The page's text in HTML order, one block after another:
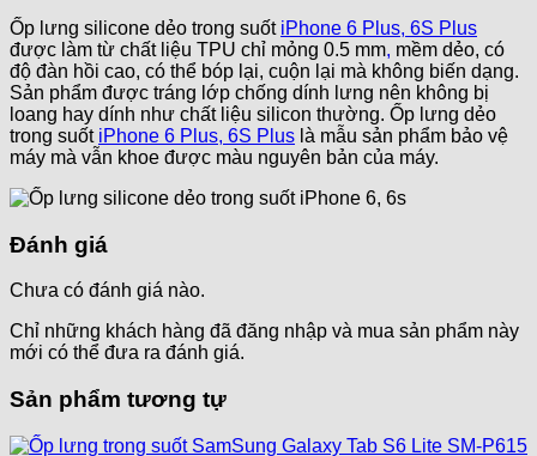
Ốp lưng silicone dẻo trong suốt iPhone 6 Plus, 6S Plus
được làm từ chất liệu TPU chỉ mỏng 0.5 mm, mềm dẻo, có
độ đàn hồi cao, có thể bóp lại, cuộn lại mà không biến dạng.
Sản phẩm được tráng lớp chống dính lưng nên không bị
loang hay dính như chất liệu silicon thường. Ốp lưng dẻo
trong suốt iPhone 6 Plus, 6S Plus là mẫu sản phẩm bảo vệ
máy mà vẫn khoe được màu nguyên bản của máy.
Đánh giá
Chưa có đánh giá nào.
Chỉ những khách hàng đã đăng nhập và mua sản phẩm này
mới có thể đưa ra đánh giá.
Sản phẩm tương tự